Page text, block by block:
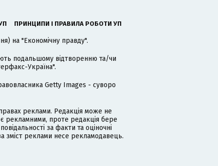
ПРИНЦИПИ І ПРАВИЛА РОБОТИ УП
на "Економічну правду".
подальшому відтворенню та/чи
Україна".
Getty Images - суворо
реклами. Редакція може не
рекламними, проте редакція бере
за факти та оціночні
зміст реклами несе рекламодавець.